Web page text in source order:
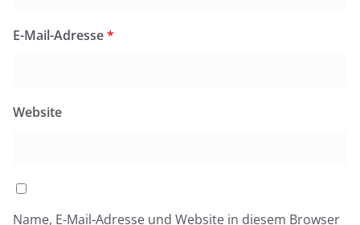
E-Mail-Adresse*
Website
Name, E-Mail-Adresse und Website in diesem Browser